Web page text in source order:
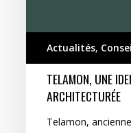
Actualités,
TELAMON, UNE
ARCHITECTURÉE
Telamon,